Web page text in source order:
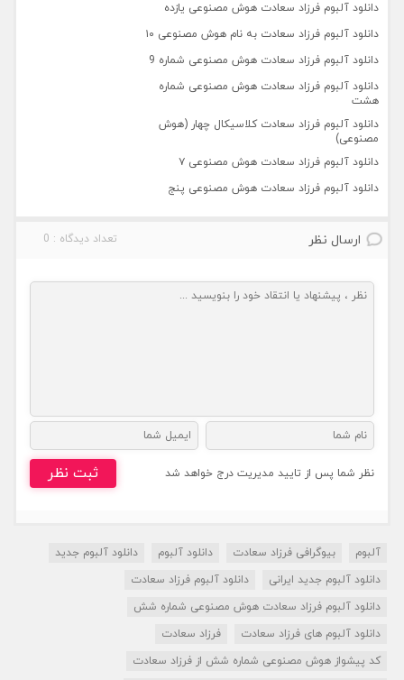
دانلود آلبوم فرزاد سعادت هوش مصنوعی یازده
دانلود آلبوم فرزاد سعادت به نام هوش مصنوعی ۱۰
دانلود آلبوم فرزاد سعادت هوش مصنوعی شماره 9
دانلود آلبوم فرزاد سعادت هوش مصنوعی شماره
هشت
دانلود آلبوم فرزاد سعادت کلاسیکال چهار (هوش
مصنوعی)
دانلود آلبوم فرزاد سعادت هوش مصنوعی ۷
دانلود آلبوم فرزاد سعادت هوش مصنوعی پنج
ارسال نظر تعداد دیدگاه : 0
نظر شما پس از تایید مدیریت درج خواهد شد ثبت نظر
آلبوم بیوگرافی فرزاد سعادت دانلود آلبوم
دانلود آلبوم جدید
دانلود آلبوم جدید ایرانی
دانلود آلبوم فرزاد سعادت
دانلود آلبوم فرزاد سعادت هوش مصنوعی شماره شش
دانلود آلبوم های فرزاد سعادت
فرزاد سعادت
کد پیشواز هوش مصنوعی شماره شش از فرزاد سعادت